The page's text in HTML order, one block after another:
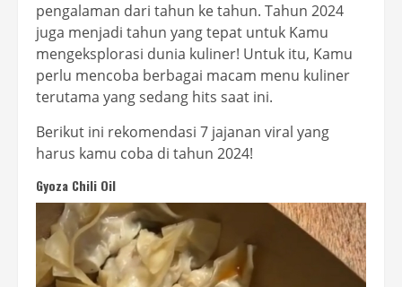
pengalaman dari tahun ke tahun. Tahun 2024
juga menjadi tahun yang tepat untuk Kamu
mengeksplorasi dunia kuliner! Untuk itu, Kamu
perlu mencoba berbagai macam menu kuliner
terutama yang sedang hits saat ini.
Berikut ini rekomendasi 7 jajanan viral yang
harus kamu coba di tahun 2024!
Gyoza Chili Oil